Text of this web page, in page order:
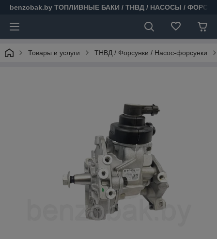
benzobak.by ТОПЛИВНЫЕ БАКИ / ТНВД / НАСОСЫ /
Товары и услуги ТНВД / Форсунки / Насос-форсунки